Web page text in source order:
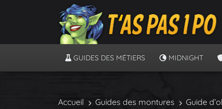
GUIDES DES MÉTIERS MIDNIGHT
Accueil Guides des montures
Guide